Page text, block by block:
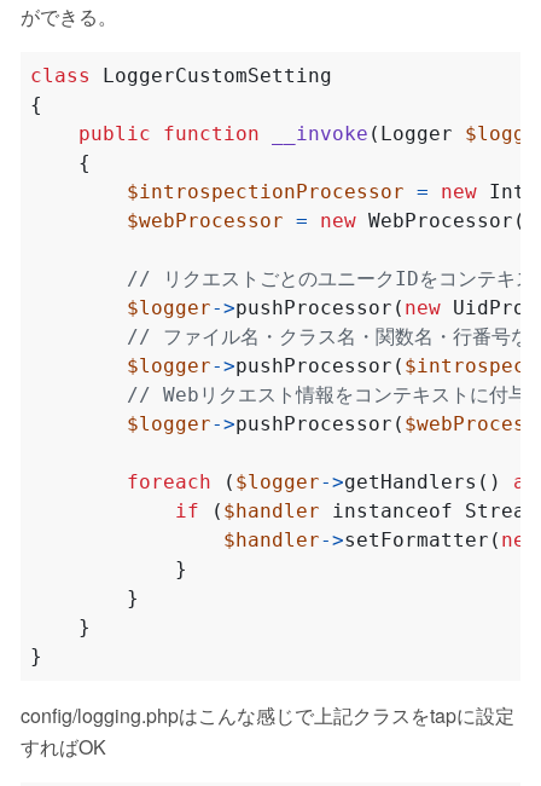
ができる。
class
LoggerCustomSetting
{
public
function __invoke ( Logger
{
$introspectionProcessor = new
$webProcessor = new WebProcessor
$logger->pushProcessor ( new
$logger->pushProcessor (
$logger->pushProcessor (
foreach ( $logger->getHandlers ()
as
if
( $handler instanceof
$handler->setFormatter ( new
}
}
}
}
config/logging.phpはこんな感じで上記クラスをtapに設定
すればOK